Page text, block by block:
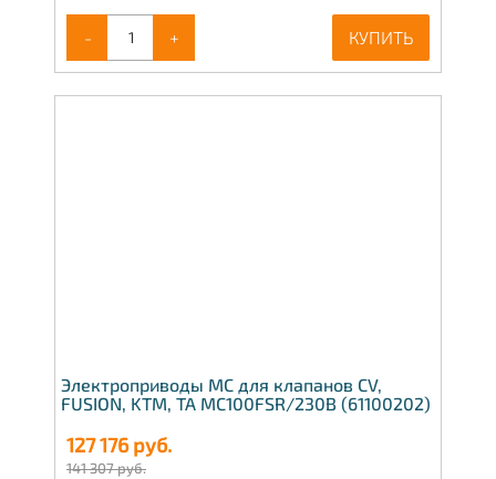
- + КУПИТЬ
Электроприводы МС для клапанов CV,
FUSION, KTM, TA MC100FSR/230В (61100202)
127 176руб.
141 307 руб.